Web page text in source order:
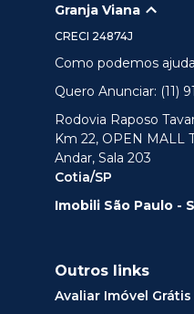
Granja Viana
CRECI 24874J
Como podemos
Quero Anunciar: (11)
Rodovia Raposo
Km 22, OPEN MALL
Andar, Sala 203
Cotia/SP
Imobili São Paulo -
Outros links
Avaliar Imóvel Grátis